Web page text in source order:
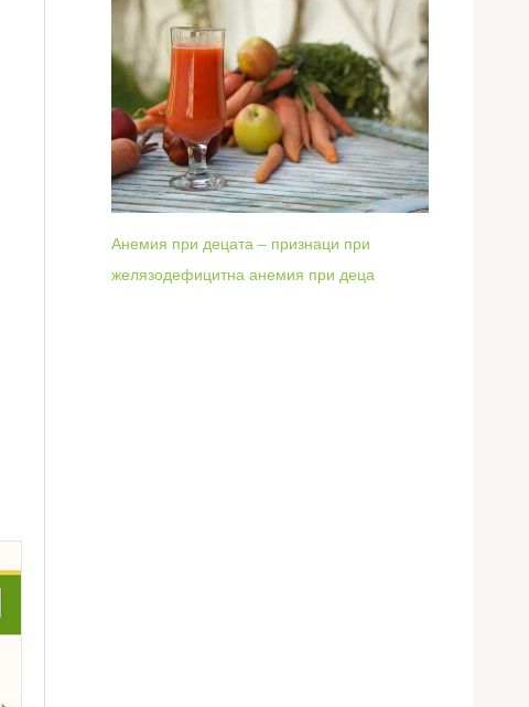
Анемия при децата – признаци при
желязодефицитна анемия при деца